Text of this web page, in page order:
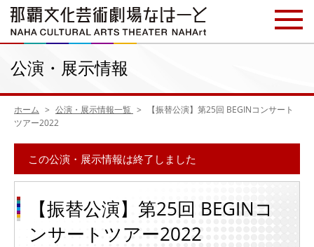
公演・展示情報
ホーム 公演・展示情報一覧
【振替公演】第25回 BEGINコンサート
ツアー2022
この公演・展示情報は終了しました
【振替公演】第25回 BEGINコ
ンサートツアー2022